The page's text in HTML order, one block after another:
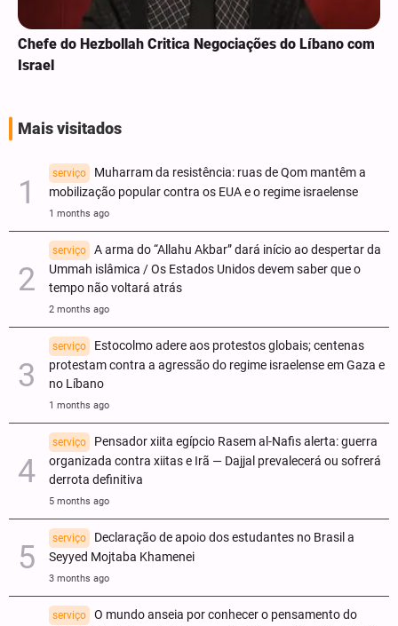
Chefe do Hezbollah Critica Negociações do Líbano com
Israel
Mais visitados
serviço
Muharram da resistência: ruas de Qom mantêm a
mobilização popular contra os EUA e o regime israelense
1 months ago
serviço
A arma do “Allahu Akbar” dará início ao despertar da
Ummah islâmica / Os Estados Unidos devem saber que o
tempo não voltará atrás
2 months ago
serviço
Estocolmo adere aos protestos globais; centenas
protestam contra a agressão do regime israelense em Gaza e
no Líbano
1 months ago
serviço
Pensador xiita egípcio Rasem al-Nafis alerta: guerra
organizada contra xiitas e Irã — Dajjal prevalecerá ou sofrerá
derrota definitiva
5 months ago
serviço
Declaração de apoio dos estudantes no Brasil a
Seyyed Mojtaba Khamenei
3 months ago
serviço
O mundo anseia por conhecer o pensamento do